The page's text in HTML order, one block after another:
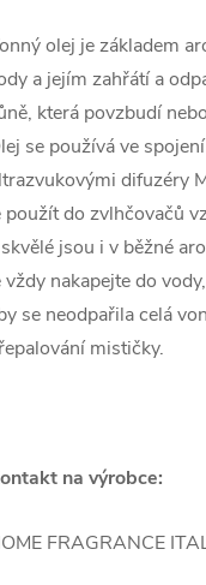
olej je základem
a jejím zahřátí a
která povzbudí
se používá ve
difuzéry
použít do zvlhčovačů
jsou i v běžné
vždy nakapejte do
se neodpařila celá
mističky.
na výrobce:
FRAGRANCE